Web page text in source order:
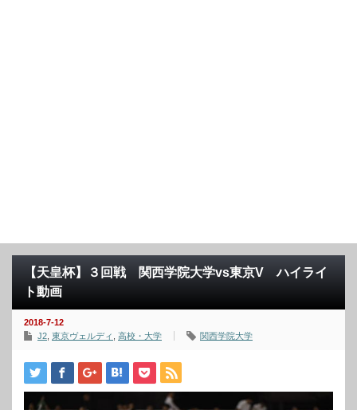
【天皇杯】３回戦 関西学院大学vs東京V ハイライ
ト動画
2018-7-12
J2 東京ヴェルディ 高校・大学 関西学院大学